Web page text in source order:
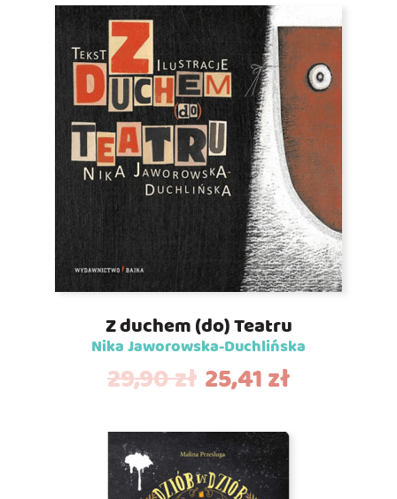
Z duchem (do) Teatru
Nika Jaworowska-Duchlińska
29,90zł 25,41zł